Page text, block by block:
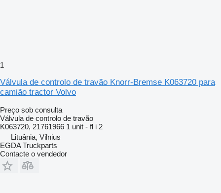
1
Válvula de controlo de travão Knorr-Bremse K063720 para
camião tractor Volvo
Preço sob consulta
Válvula de controlo de travão
K063720, 21761966 1 unit - fl i 2
Lituânia, Vilnius
EGDA Truckparts
Contacte o vendedor